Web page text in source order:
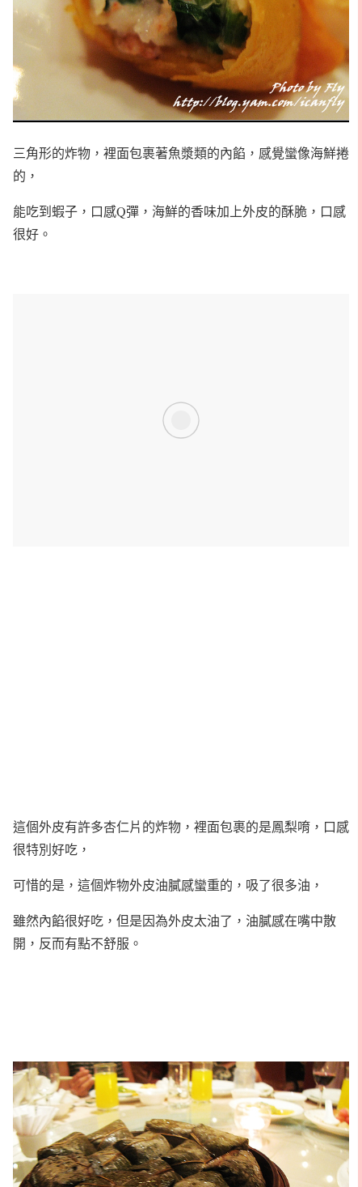
三角形的炸物，裡面包裹著魚漿類的內餡，感覺蠻像海鮮捲
的，
能吃到蝦子，口感Q彈，海鮮的香味加上外皮的酥脆，口感
很好。
這個外皮有許多杏仁片的炸物，裡面包裹的是鳳梨唷，口感
很特別好吃，
可惜的是，這個炸物外皮油膩感蠻重的，吸了很多油，
雖然內餡很好吃，但是因為外皮太油了，油膩感在嘴中散
開，反而有點不舒服。